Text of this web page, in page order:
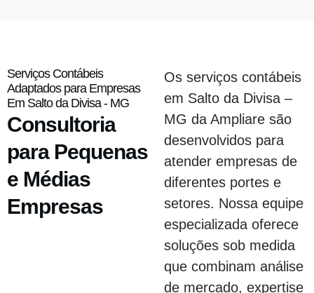
Serviços Contábeis
Adaptados para Empresas
Em Salto da Divisa - MG
Consultoria
para Pequenas
e Médias
Empresas
Os serviços contábeis
em Salto da Divisa –
MG da Ampliare são
desenvolvidos para
atender empresas de
diferentes portes e
setores. Nossa equipe
especializada oferece
soluções sob medida
que combinam análise
de mercado, expertise